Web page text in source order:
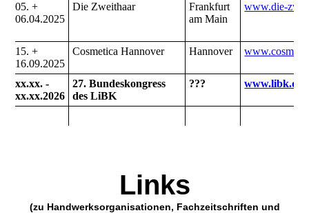
05. +
06.04.2025
Die Zweithaar
Frankfurt
am Main
www.die-
15. +
16.09.2025
Cosmetica Hannover Hannover
xx.xx. -
xx.xx.2026
27. Bundeskongress
des LiBK
??? www.libk.de
Links
(zu Handwerksorganisationen, Fachzeitschriften und